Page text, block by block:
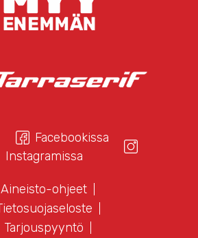
Facebookissa
Instagramissa
Aineisto-ohjeet
Tarjouspyyntö